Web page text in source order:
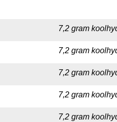
7,2 gram
7,2 gram
7,2 gram
7,2 gram
7,2 gram